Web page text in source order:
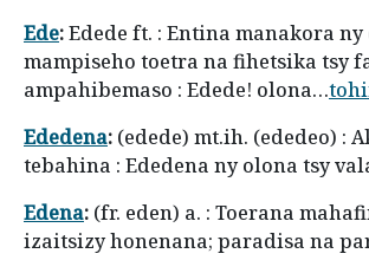
Ede:Edede ft. : Entina manakora
mampiseho toetra na fihetsika tsy
ampahibemaso : Edede! olona…
Ededena: (edede) mt.ih. (ededeo) :
tebahina : Ededena ny olona tsy
Edena: (fr. eden) a. : Toerana
izaitsizy honenana; paradisa na